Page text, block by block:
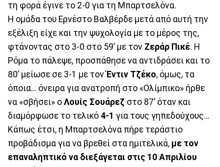
τη φορά έγινε το 2-0 για τη Μπαρτσελόνα.
Η ομάδα του Ερνέστο Βαλβέρδε μετά από αυτή την
εξέλιξη είχε και την ψυχολογία με το μέρος της,
φτάνοντας στο 3-0 στο 59’ με τον Ζεράρ Πικέ. Η
Ρόμα το πάλεψε, προσπάθησε να αντιδράσει και το
80’ μείωσε σε 3-1 με τον Έντιν Τζέκο, όμως, τα
όποια… όνειρα για ανατροπή στο «Ολίμπικο» ήρθε
να «σβήσει» ο Λουίς Σουάρεζ στο 87’ όταν και
διαμόρφωσε το τελικό 4-1 για τους γηπεδούχους…
Κάπως έτσι, η Μπαρτσελόνα πήρε τεράστιο
προβάδισμα για να βρεθεί στα ημιτελικά, με τον
επαναληπτικό να διεξάγεται στις 10 Απριλίου